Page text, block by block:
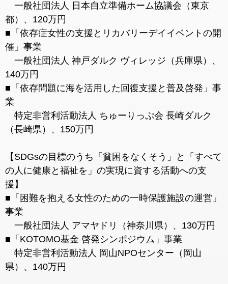
一般社団法人 日本自立準備ホーム協議会（東京
都）、120万円
■「依存症女性の支援とリカバリーデイイベントの開
催」事業
一般社団法人 神戸ダルク ヴィレッジ（兵庫県）、
140万円
■「依存問題に海を活用した回復支援と普及啓発」事
業
特定非営利活動法人 ちゅーりっぷ会 長崎ダルク
（長崎県）、150万円
【SDGsの目標のうち「貧困をなくそう」と「すべて
の人に健康と福祉を」の実現に資する活動への支
援】
■「困難を抱える女性のための一時保護施設の運営」
事業
一般社団法人 アマヤドリ（神奈川県）、130万円
■「KOTOMO基金 啓発シンポジウム」事業
特定非営利活動法人 岡山NPOセンター（岡山
県）、140万円